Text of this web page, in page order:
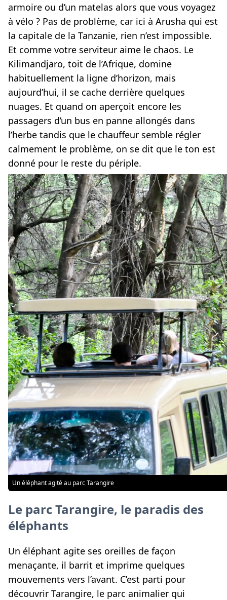
armoire ou d’un matelas alors que vous voyagez
à vélo ? Pas de problème, car ici à Arusha qui est
la capitale de la Tanzanie, rien n’est impossible.
Et comme votre serviteur aime le chaos. Le
Kilimandjaro, toit de l’Afrique, domine
habituellement la ligne d’horizon, mais
aujourd’hui, il se cache derrière quelques
nuages. Et quand on aperçoit encore les
passagers d’un bus en panne allongés dans
l’herbe tandis que le chauffeur semble régler
calmement le problème, on se dit que le ton est
donné pour le reste du périple.
Un éléphant agité au parc Tarangire
Le parc Tarangire, le paradis des
éléphants
Un éléphant agite ses oreilles de façon
menaçante, il barrit et imprime quelques
mouvements vers l’avant. C’est parti pour
découvrir Tarangire, le parc animalier qui